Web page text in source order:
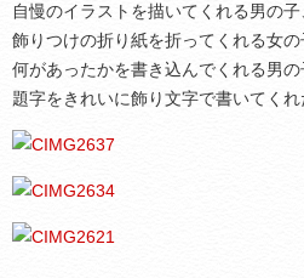
自慢のイラストを描いてくれる男の子
飾りつけの折り紙を折ってくれる女の
何があったかを書き込んでくれる男の
題字をきれいに飾り文字で書いてく